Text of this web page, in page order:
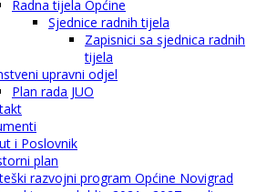
Radna tijela Općine
Sjednice radnih tijela
Zapisnici sa sjednica radnih
tijela
upravni odjel
Plan rada JUO
i Poslovnik
plan
razvojni program Općine Novigrad